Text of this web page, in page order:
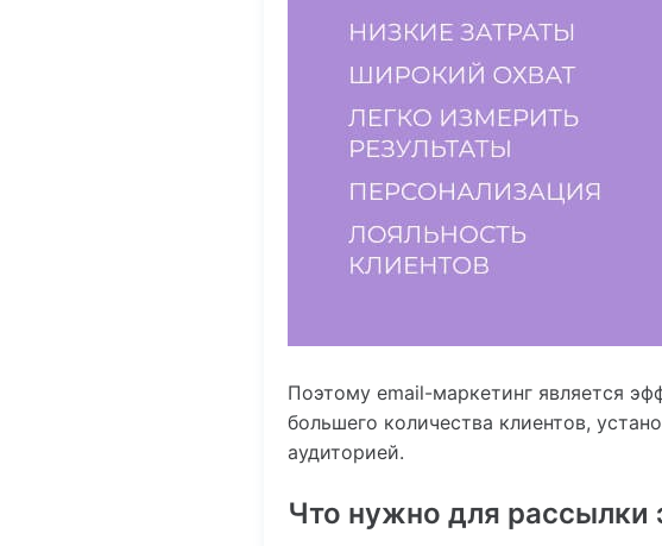
Поэтому email-маркетинг является
большего количества клиентов,
аудиторией.
Что нужно для рассылки